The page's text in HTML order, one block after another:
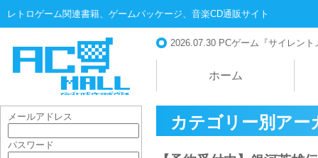
レトロゲーム関連書籍、ゲームパッケージ、音楽CD通販サイト
2026.07.30 PCゲーム『サイレン
ホーム
カテゴリー別ア
メールアドレス
パスワード